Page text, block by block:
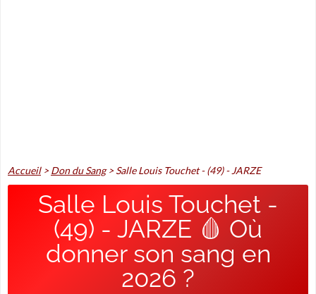
Accueil>Don du Sang>Salle Louis Touchet - (49) - JARZE
Salle Louis Touchet -
(49) - JARZE 🩸 Où
donner son sang en
2026 ?